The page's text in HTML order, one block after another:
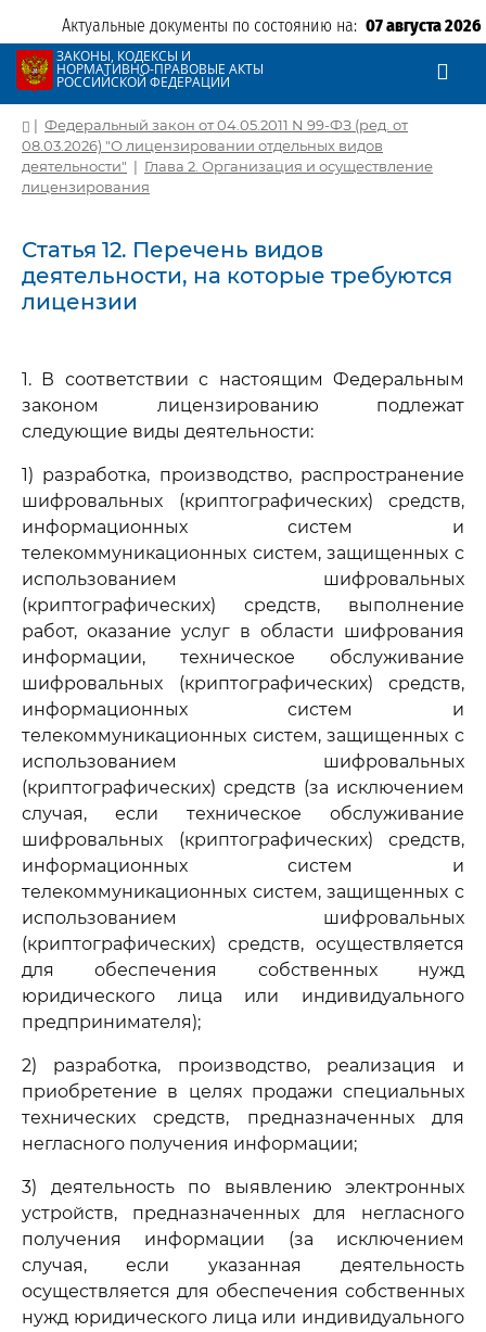
Актуальные документы по состоянию на: 07 августа 2026
ЗАКОНЫ, КОДЕКСЫ И
НОРМАТИВНО-ПРАВОВЫЕ АКТЫ
РОССИЙСКОЙ ФЕДЕРАЦИИ
| Федеральный закон от 04.05.2011 N 99-ФЗ (ред. от
08.03.2026) "О лицензировании отдельных видов
деятельности" | Глава 2. Организация и осуществление
лицензирования
Статья 12. Перечень видов
деятельности, на которые требуются
лицензии
1. В соответствии с настоящим Федеральным
законом лицензированию подлежат
следующие виды деятельности:
1) разработка, производство, распространение
шифровальных (криптографических) средств,
информационных систем и
телекоммуникационных систем, защищенных с
использованием шифровальных
(криптографических) средств, выполнение
работ, оказание услуг в области шифрования
информации, техническое обслуживание
шифровальных (криптографических) средств,
информационных систем и
телекоммуникационных систем, защищенных с
использованием шифровальных
(криптографических) средств (за исключением
случая, если техническое обслуживание
шифровальных (криптографических) средств,
информационных систем и
телекоммуникационных систем, защищенных с
использованием шифровальных
(криптографических) средств, осуществляется
для обеспечения собственных нужд
юридического лица или индивидуального
предпринимателя);
2) разработка, производство, реализация и
приобретение в целях продажи специальных
технических средств, предназначенных для
негласного получения информации;
3) деятельность по выявлению электронных
устройств, предназначенных для негласного
получения информации (за исключением
случая, если указанная деятельность
осуществляется для обеспечения собственных
нужд юридического лица или индивидуального